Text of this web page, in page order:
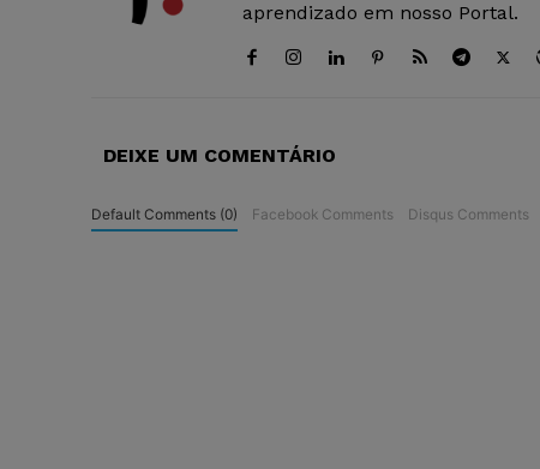
aprendizado em nosso Portal.
DEIXE UM COMENTÁRIO
Default Comments (0) Facebook Comments Disqus Comments